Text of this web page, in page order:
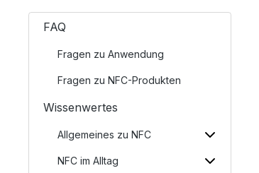
FAQ
Fragen zu Anwendung
Fragen zu NFC-Produkten
Wissenwertes
Allgemeines zu NFC
NFC im Alltag